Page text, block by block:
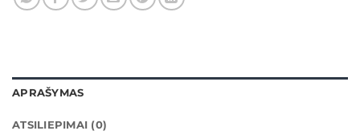
APRAŠYMAS
ATSILIEPIMAI (0)